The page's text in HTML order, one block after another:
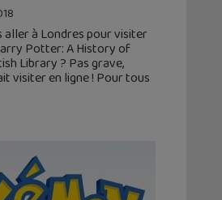
aller à Londres pour visiter
Potter: A History of
Library ? Pas grave,
visiter en ligne ! Pour tous